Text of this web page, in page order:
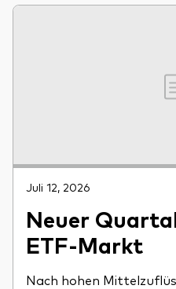
Juli 12, 2026
Neuer
ETF-Markt
Nach hohen